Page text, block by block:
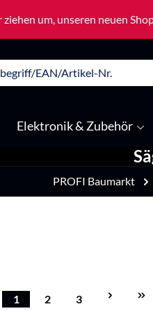
um, unseren neuen
Elektronik & Zubehör
PROFI Baumarkt
Seite
1
Seite
2
Seite
3